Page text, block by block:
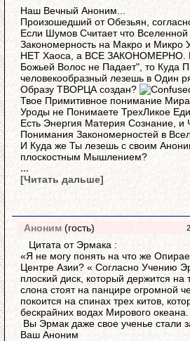
Наш Вечный Аноним...
Произошедший от Обезьян,
Если Шумов Считает что
Закономерность на Макро и Микро
НЕТ Хаоса, а ВСЕ ЗАКОНОМЕРНО. И
Божьей Волос не Падает", то Куда
человекообразный лезешь в Один
Образу ТВОРЦА создан?
Твое Примитивное понимание
Уроды не Понимаете ТрехЛикое
Есть Энергия Материя Сознание, и
Понимания Закономерностей в
И Куда же Ты лезешь с своим
плоскостным Мышлением?
...
[Читать дальше]
Аноним (гость)
Цитата от Эрмака :
«Я не могу понять на что же
Центре Азии? « Согласно Учению
плоский диск, который держится на
слона стоят на панцире огромной
покоится на спинах трех китов,
бескрайних водах Мирового океана.
Вы Эрмак даже свое ученье стали
Ваш Аноним